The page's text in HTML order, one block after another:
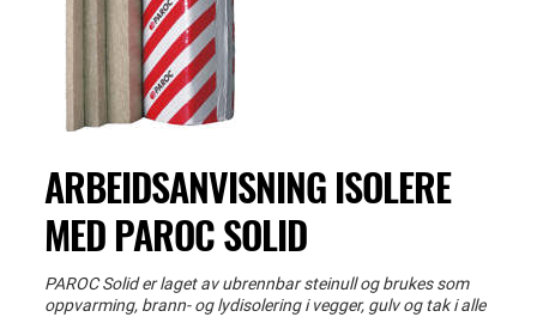
ARBEIDSANVISNING ISOLERE
MED PAROC SOLID
PAROC Solid er laget av ubrennbar steinull og brukes som
oppvarming, brann- og lydisolering i vegger, gulv og tak i alle